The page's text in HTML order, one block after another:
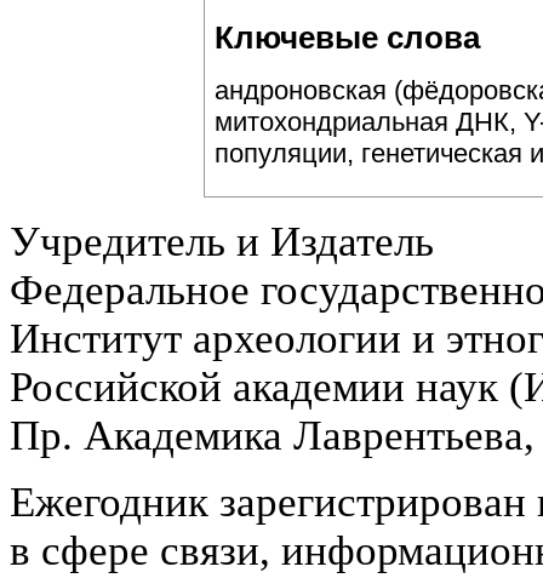
Ключевые слова
андроновская
митохондриальная ДНК,
популяции, генетическая
Учредитель и Издатель
Федеральное
Институт археологии и
Российской академии
Пр. Академика
Ежегодник
в сфере связи,